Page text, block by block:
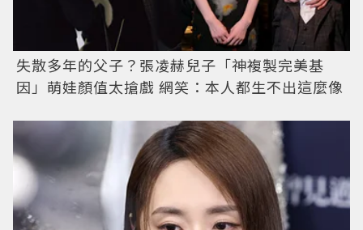
失散多年的父子？張凌赫兒子「神複製完美基
因」萌娃顏值太搶戲 網笑：本人都生不出這麼像